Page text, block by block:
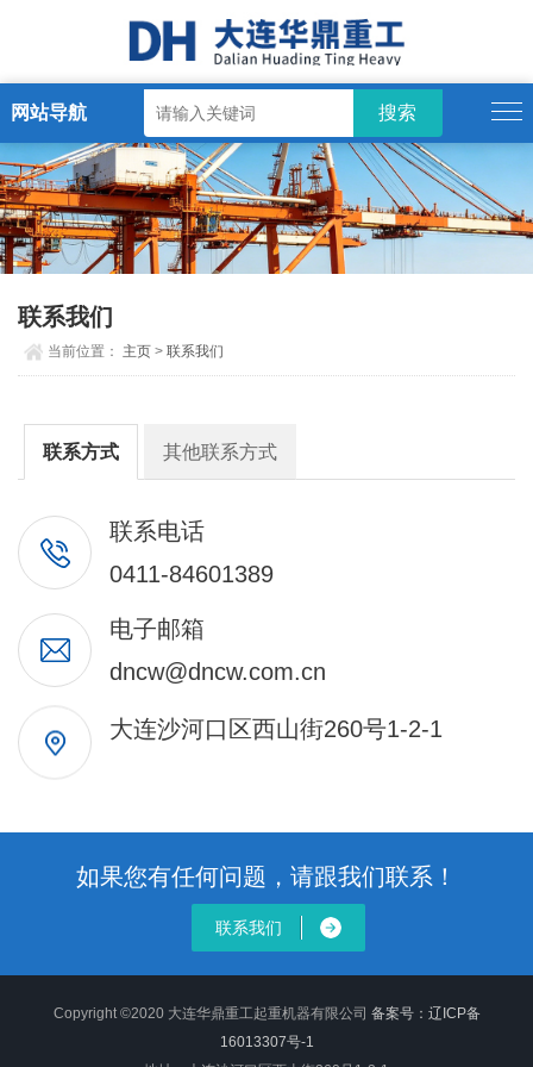
网站导航
联系我们
当前位置： 主页 >联系我们
联系方式 其他联系方式
联系电话
0411-84601389
电子邮箱
dncw@dncw.com.cn
大连沙河口区西山街260号1-2-1
如果您有任何问题，请跟我们联系！
联系我们
Copyright ©2020 大连华鼎重工起重机器有限公司 备案号： 辽ICP备
16013307号-1